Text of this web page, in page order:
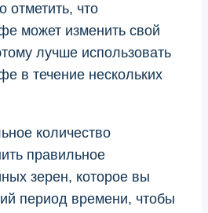
отметить, что
может изменить свой
лучше использовать
в течение нескольких
количество
правильное
зерен, которое вы
период времени, чтобы